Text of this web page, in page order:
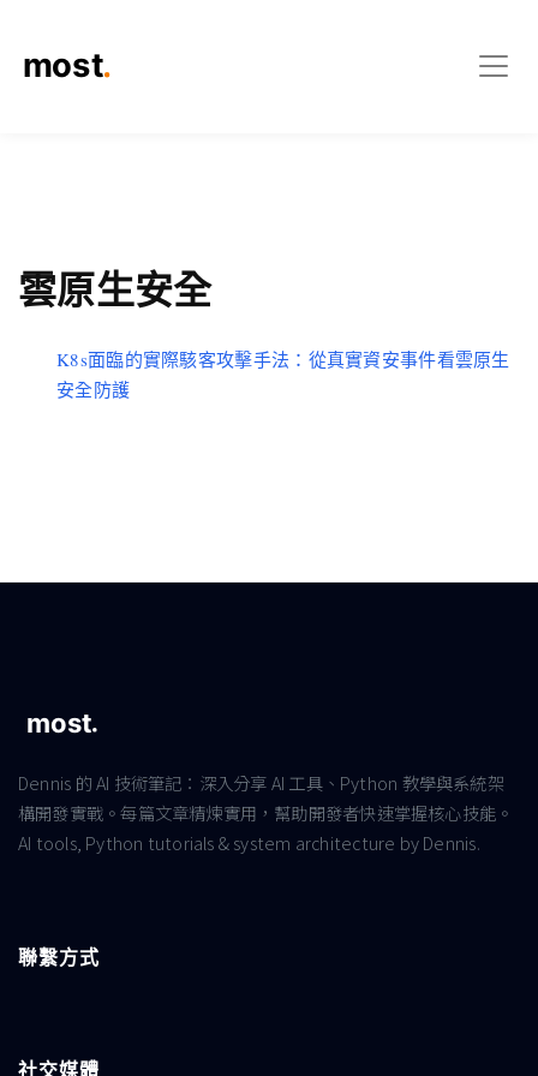
雲原生安全
K8s面臨的實際駭客攻擊手法：從真實資安事件看雲原生
安全防護
Dennis 的 AI 技術筆記：深入分享 AI 工具、Python 教學與系統架
構開發實戰。每篇文章精煉實用，幫助開發者快速掌握核心技能。
AI tools, Python tutorials & system architecture by Dennis.
聯繫方式
社交媒體